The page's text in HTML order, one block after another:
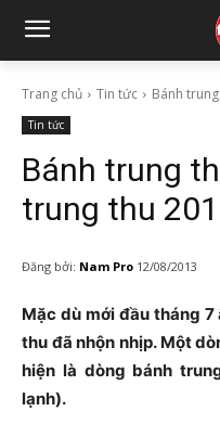
Trang chủ Tin tức Bánh
Tin tức
Bánh trung
trung thu
Đăng bởi: Nam Pro 12/08/2013
Mặc dù mới đầu tháng
thu đã nhộn nhịp. Một
hiện là dòng bánh
lạnh).